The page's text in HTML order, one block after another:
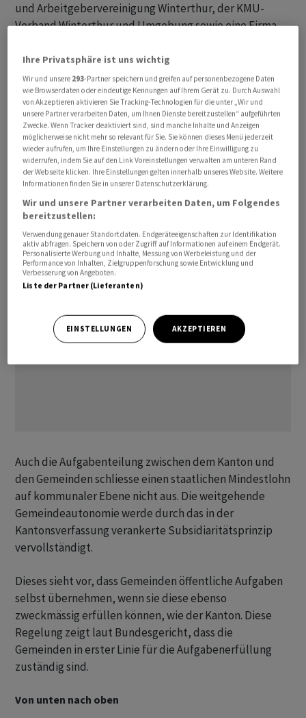
und Arbeitgebervereinigung Winterthur, der KMU-
Verband Winterthur und Umgebung sowie eine Firma
Grosse Autonomie
In seinem Urteil kommt das Bundesgericht zum
Schluss, dass die Gemeinden im Kanton Zürich gemäss
der Kantonsverfassung über eine sehr weitgehende
Autonomie verfügen. Die Verfassung zähle die von einer
Gemeinde zu erfüllenden öffentlichen Aufgaben nicht
Verfassungsvorbehalt, der es den Gemeinden
untersagen würde, einen Mindestlohn festzulegen.
Auch die Aufgabenteilung zwischen dem Kanton und
den Gemeinden schliesse einen staatlichen Mindestlohn
auf kommunaler Ebene nicht aus. Die weitgehende
Gemeindeautonomie werde durch das in der
Kantonsverfassung verankerte Subsidiaritätsprinzip
vervollständigt.
Dieses sieht vor, dass Gemeinden öffentliche Aufgaben
selbst übernehmen, wenn sie diese ebenso
zweckmässig erfüllen können, wie der Kanton. Diese
Regelung zeigt laut Bundesgericht, dass die
Gemeinden in erster Linie für die Aufgabenerfüllung
zuständig sind.
Von unten nach oben
Ihre Privatsphäre ist uns wichtig
Wir und unsere 293-Partner speichern und greifen auf personenbezogene Daten
wie Browserdaten oder eindeutige Kennungen auf Ihrem Gerät zu. Durch Auswahl
von Akzeptieren aktivieren Sie Tracking-Technologien für die unter „Wir und
unsere Partner verarbeiten Daten, um Ihnen Dienste bereitzustellen“ aufgeführten
Zwecke. Wenn Tracker deaktiviert sind, sind manche Inhalte und Anzeigen
möglicherweise nicht mehr so relevant für Sie. Sie können dieses Menü jederzeit
wieder aufrufen, um Ihre Einstellungen zu ändern oder Ihre Einwilligung zu
widerrufen, indem Sie auf den Link Voreinstellungen verwalten am unteren Rand
der Webseite klicken. Ihre Einstellungen gelten innerhalb unseres Website. Weitere
Informationen finden Sie in unserer Datenschutzerklärung.
Wir und unsere Partner verarbeiten Daten, um Folgendes
bereitzustellen:
Verwendung genauer Standortdaten. Endgeräteeigenschaften zur Identifikation
aktiv abfragen. Speichern von oder Zugriff auf Informationen auf einem Endgerät.
Personalisierte Werbung und Inhalte, Messung von Werbeleistung und der
Performance von Inhalten, Zielgruppenforschung sowie Entwicklung und
Verbesserung von Angeboten.
Liste der Partner (Lieferanten)
EINSTELLUNGEN AKZEPTIEREN